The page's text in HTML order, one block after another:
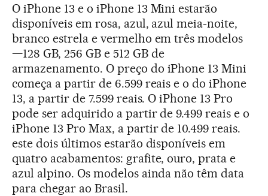
O iPhone 13 e o iPhone 13 Mini estarão
disponíveis em rosa, azul, azul meia-noite,
branco estrela e vermelho em três modelos
—128 GB, 256 GB e 512 GB de
armazenamento. O preço do iPhone 13 Mini
começa a partir de 6.599 reais e o do iPhone
13, a partir de 7.599 reais. O iPhone 13 Pro
pode ser adquirido a partir de 9.499 reais e o
iPhone 13 Pro Max, a partir de 10.499 reais.
este dois últimos estarão disponíveis em
quatro acabamentos: grafite, ouro, prata e
azul alpino. Os modelos ainda não têm data
para chegar ao Brasil.